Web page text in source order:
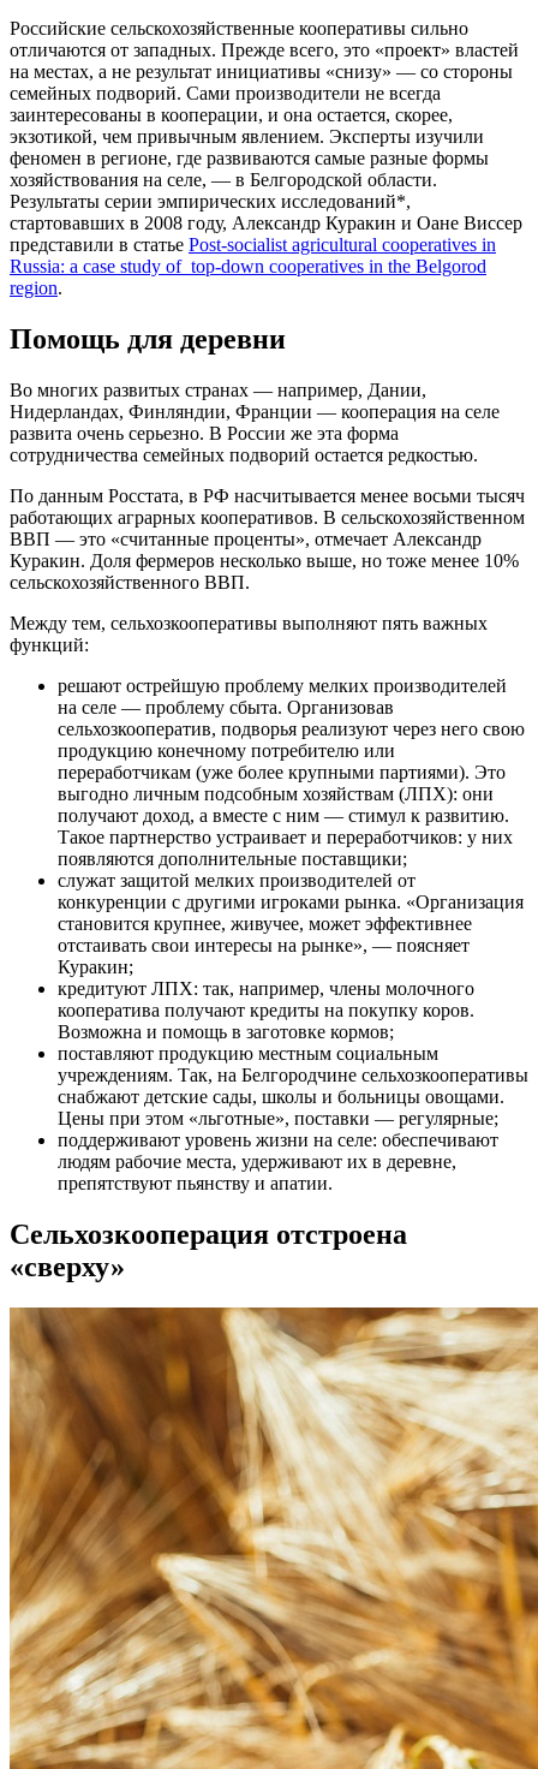
Российские сельскохозяйственные кооперативы сильно
отличаются от западных. Прежде всего, это «проект» властей
на местах, а не результат инициативы «снизу» — со стороны
семейных подворий. Сами производители не всегда
заинтересованы в кооперации, и она остается, скорее,
экзотикой, чем привычным явлением. Эксперты изучили
феномен в регионе, где развиваются самые разные формы
хозяйствования на селе, — в Белгородской области.
Результаты серии эмпирических исследований*,
стартовавших в 2008 году, Александр Куракин и Оане Виссер
представили в статье Post-socialist agricultural cooperatives in
Russia: a case study of top-down cooperatives in the Belgorod
region.
Помощь для деревни
Во многих развитых странах — например, Дании,
Нидерландах, Финляндии, Франции — кооперация на селе
развита очень серьезно. В России же эта форма
сотрудничества семейных подворий остается редкостью.
По данным Росстата, в РФ насчитывается менее восьми тысяч
работающих аграрных кооперативов. В сельскохозяйственном
ВВП — это «считанные проценты», отмечает Александр
Куракин. Доля фермеров несколько выше, но тоже менее 10%
сельскохозяйственного ВВП.
Между тем, сельхозкооперативы выполняют пять важных
функций:
решают острейшую проблему мелких производителей
на селе — проблему сбыта. Организовав
сельхозкооператив, подворья реализуют через него свою
продукцию конечному потребителю или
переработчикам (уже более крупными партиями). Это
выгодно личным подсобным хозяйствам (ЛПХ): они
получают доход, а вместе с ним — стимул к развитию.
Такое партнерство устраивает и переработчиков: у них
появляются дополнительные поставщики;
служат защитой мелких производителей от
конкуренции с другими игроками рынка. «Организация
становится крупнее, живучее, может эффективнее
отстаивать свои интересы на рынке», — поясняет
Куракин;
кредитуют ЛПХ: так, например, члены молочного
кооператива получают кредиты на покупку коров.
Возможна и помощь в заготовке кормов;
поставляют продукцию местным социальным
учреждениям. Так, на Белгородчине сельхозкооперативы
снабжают детские сады, школы и больницы овощами.
Цены при этом «льготные», поставки — регулярные;
поддерживают уровень жизни на селе: обеспечивают
людям рабочие места, удерживают их в деревне,
препятствуют пьянству и апатии.
Сельхозкооперация отстроена
«сверху»